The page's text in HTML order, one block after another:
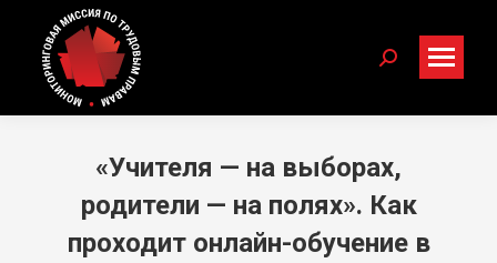
Search:
«Учителя — на выборах,
родители — на полях». Как
проходит онлайн-обучение в